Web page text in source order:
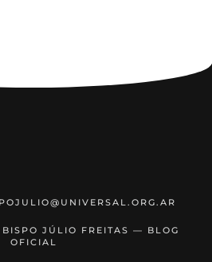
JÚLIO FREITAS — BLOG
OFICIAL